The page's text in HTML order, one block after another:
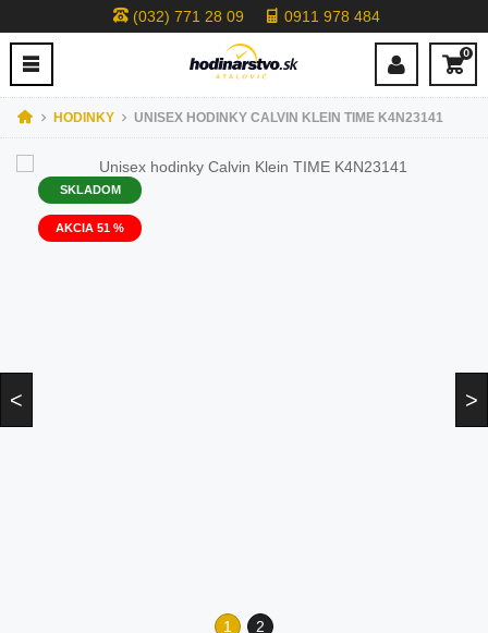
(032) 771 28 09 0911 978 484
0
HODINKY UNISEX HODINKY CALVIN KLEIN TIME K4N23141
SKLADOM
AKCIA 51 %
1 2